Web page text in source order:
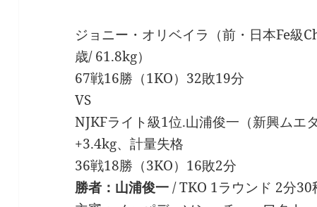
ジョニー・オリベイラ（前・日本Fe級
歳/ 61.8kg）
67戦16勝（1KO）32敗19分
VS
NJKFライト級1位.山浦俊一（新興ムエ
+3.4kg、計量失格
36戦18勝（3KO）16敗2分
勝者：山浦俊一/ TKO 1ラウンド 2分30